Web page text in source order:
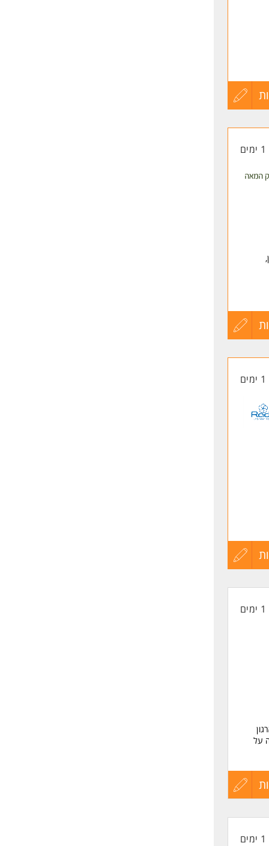
עדכון
1 ימים
עדכון
1 ימים
עדכון
1 ימים
על
עדכון
1 ימים